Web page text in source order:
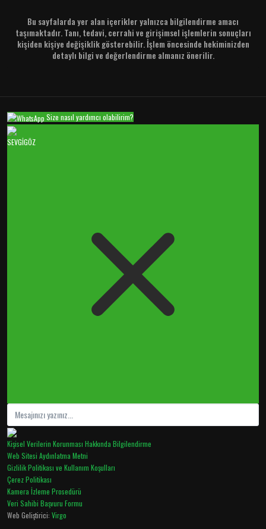
Bu sayfalarda yer alan içerikler yalnızca bilgilendirme amacı
taşımaktadır. Tanı, tedavi, cerrahi ve girişimsel işlemlerin sonuçları
kişiden kişiye değişiklik gösterebilir. İşlem öncesinde hekiminizden
detaylı bilgi ve değerlendirme almanız önerilir.
Size nasıl yardımcı olabilirim?
SEVGİGÖZ
Kişisel Verilerin Korunması Hakkında Bilgilendirme
Web Sitesi Aydınlatma Metni
Gizlilik Politikası ve Kullanım Koşulları
Çerez Politikası
Kamera İzleme Prosedürü
Veri Sahibi Başvuru Formu
Web Geliştirici: Virgo